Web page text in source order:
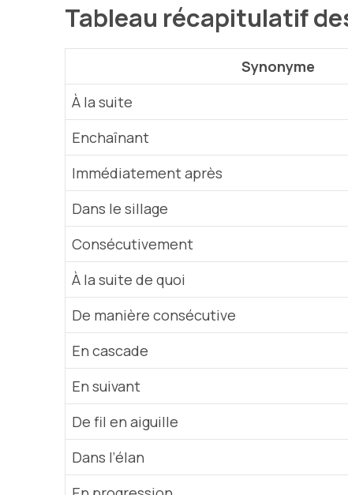
Tableau récapitulatif
Synonyme
À la suite
Enchaînant
Immédiatement après
Dans le sillage
Consécutivement
À la suite de quoi
De manière consécutive
En cascade
En suivant
De fil en aiguille
Dans l’élan